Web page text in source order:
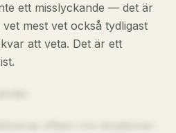
ett misslyckande — det är
mest vet också tydligast
att veta. Det är ett